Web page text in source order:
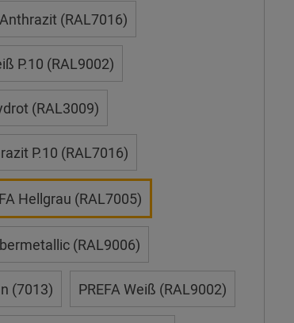
(RAL7016)
P.10 (RAL9002)
(RAL3009)
P.10 (RAL7016)
Hellgrau (RAL7005)
(RAL9006)
(7013) PREFA Weiß (RAL9002)